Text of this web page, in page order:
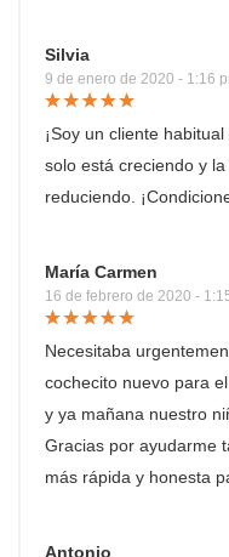
Silvia
9 de enero de 2020 - 1:16
¡Soy un cliente
solo está creciendo y
reduciendo.
María Carmen
16 de febrero de 2020 -
Necesitaba
cochecito nuevo para
y ya mañana nuestro
Gracias por ayudarme
más rápida y honesta
Antonio